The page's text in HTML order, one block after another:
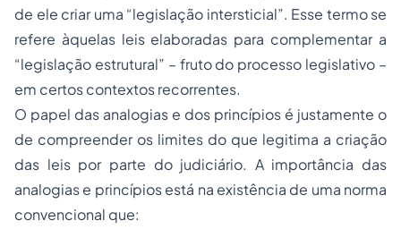
de ele criar uma “legislação intersticial”. Esse termo se
refere àquelas leis elaboradas para complementar a
“legislação estrutural” – fruto do processo legislativo –
em certos contextos recorrentes.
O papel das analogias e dos princípios é justamente o
de compreender os limites do que legitima a criação
das leis por parte do judiciário. A importância das
analogias e princípios está na existência de uma norma
convencional que: